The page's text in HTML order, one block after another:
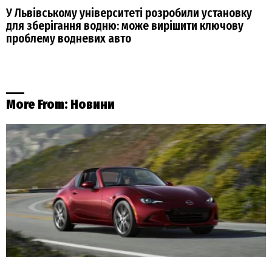
У Львівському університеті розробили установку
для зберігання водню: може вирішити ключову
проблему водневих авто
More From: Новини